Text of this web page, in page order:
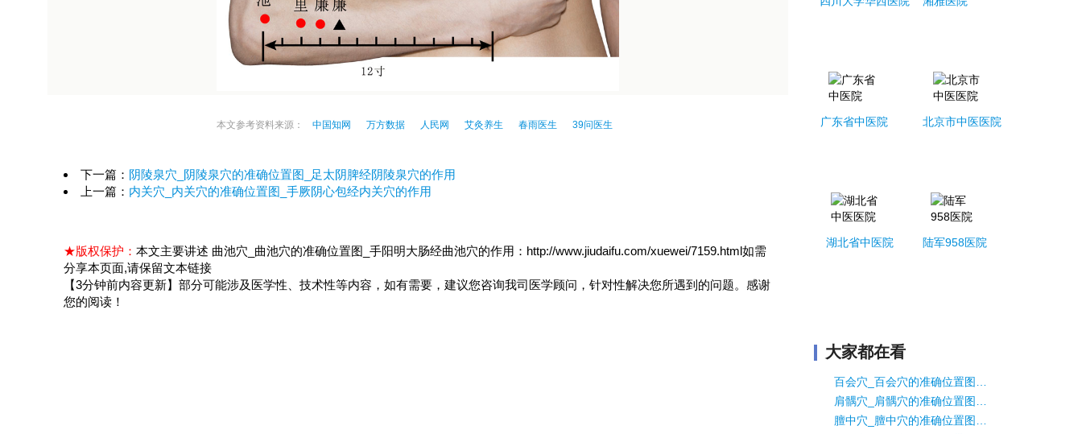
本文参考资料来源： 中国知网 万方数据 人民网 艾灸养生 春雨医生 39问医生
下一篇： 阴陵泉穴_阴陵泉穴的准确位置图_足太阴脾经阴陵泉穴的作用
上一篇： 内关穴_内关穴的准确位置图_手厥阴心包经内关穴的作用
★版权保护： 本文主要讲述 曲池穴_曲池穴的准确位置图_手阳明大肠经曲池穴的作用：http://www.jiudaifu.com/xuewei/7159.html如需
分享本页面,请保留文本链接
【3分钟前内容更新】部分可能涉及医学性、技术性等内容，如有需要，建议您咨询我司医学顾问，针对性解决您所遇到的问题。感谢
您的阅读！
广东省中医院 北京市中医医院
湖北省中医院 陆军958医院
大家都在看